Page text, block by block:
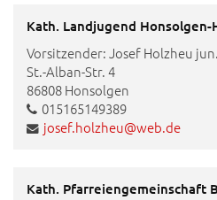
Kath. Landjugend Honsolgen-
Vorsitzender: Josef Holzheu jun.
St.-Alban-Str. 4
86808 Honsolgen
015165149389
josef.holzheu@web.de
Kath. Pfarreiengemeinschaft